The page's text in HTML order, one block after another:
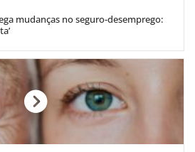
mudanças no seguro-desemprego: